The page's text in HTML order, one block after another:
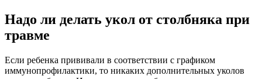
Надо ли делать укол от столбняка при
травме
Если ребенка прививали в соответствии с графиком
иммунопрофилактики, то никаких дополнительных уколов